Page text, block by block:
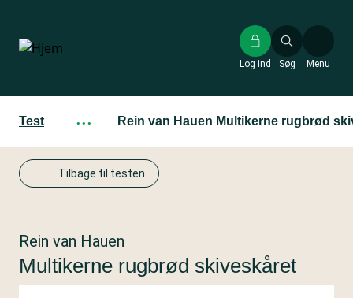
hovedindhold
Søg
Log ind Menu
Test ··· Rein van Hauen Multikerne rugbrød
Tilbage til testen
Rein van Hauen
Multikerne rugbrød skiveskåret